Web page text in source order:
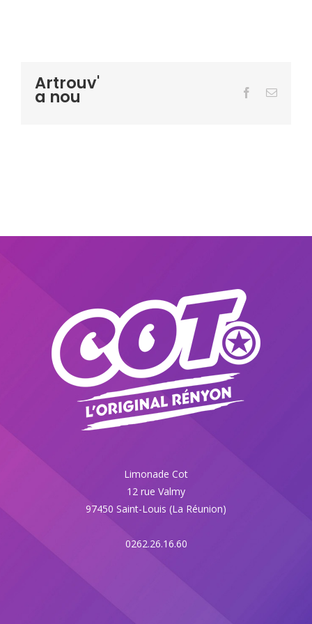
Artrouv'
a nou Facebook
Email
Limonade Cot
12 rue Valmy
97450 Saint-Louis (La Réunion)
0262.26.16.60